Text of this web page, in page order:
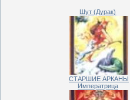
Шут (Дурак)
СТАРШИЕ АРКАНЫ
Императрица